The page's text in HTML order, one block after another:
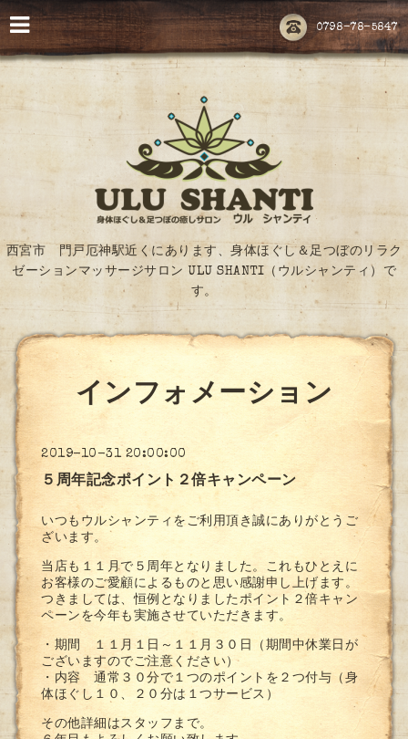
0798-78-5847
西宮市 門戸厄神駅近くにあります、身体ほぐし＆足つぼのリラク
ゼーションマッサージサロン ULU SHANTI（ウルシャンティ）で
す。
インフォメーション
2019-10-31 20:00:00
５周年記念ポイント２倍キャンペーン
いつもウルシャンティをご利用頂き誠にありがとうご
ざいます。
当店も１１月で５周年となりました。これもひとえに
お客様のご愛顧によるものと思い感謝申し上げます。
つきましては、恒例となりましたポイント２倍キャン
ペーンを今年も実施させていただきます。
・期間 １１月１日～１１月３０日（期間中休業日が
ございますのでご注意ください）
・内容 通常３０分で１つのポイントを２つ付与（身
体ほぐし１０、２０分は１つサービス）
その他詳細はスタッフまで。